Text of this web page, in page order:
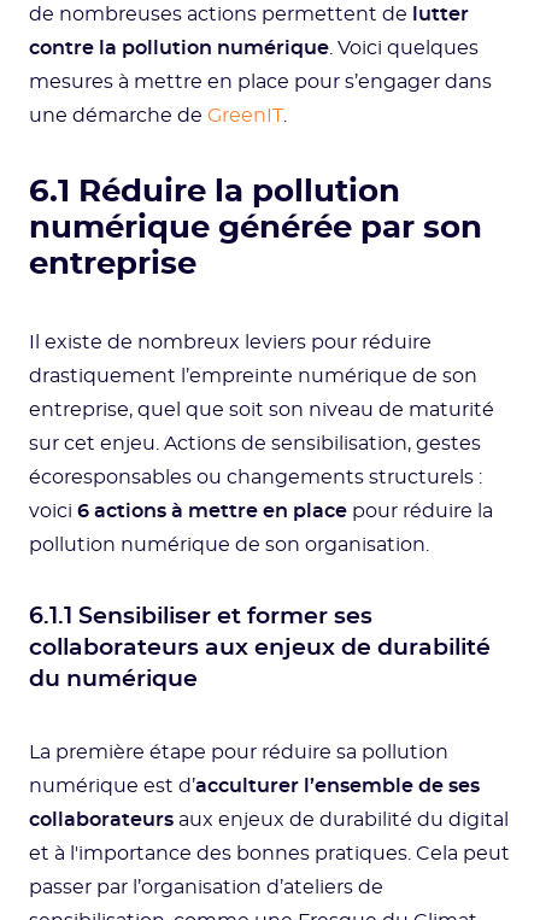
de nombreuses actions permettent de
lutter
contre la pollution numérique . Voici quelques
mesures à mettre en place pour s’engager dans
une démarche de GreenIT.
6.1 Réduire la pollution
numérique générée par son
entreprise
Il existe de nombreux leviers pour réduire
drastiquement l’empreinte numérique de son
entreprise, quel que soit son niveau de maturité
sur cet enjeu. Actions de sensibilisation, gestes
écoresponsables ou changements structurels :
voici 6 actions à mettre en place pour réduire la
pollution numérique de son organisation.
6.1.1 Sensibiliser et former ses
collaborateurs aux enjeux de durabilité
du numérique
La première étape pour réduire sa pollution
numérique est d’acculturer l’ensemble de ses
collaborateurs aux enjeux de durabilité du digital
et à l'importance des bonnes pratiques. Cela peut
passer par l’organisation d’ateliers de